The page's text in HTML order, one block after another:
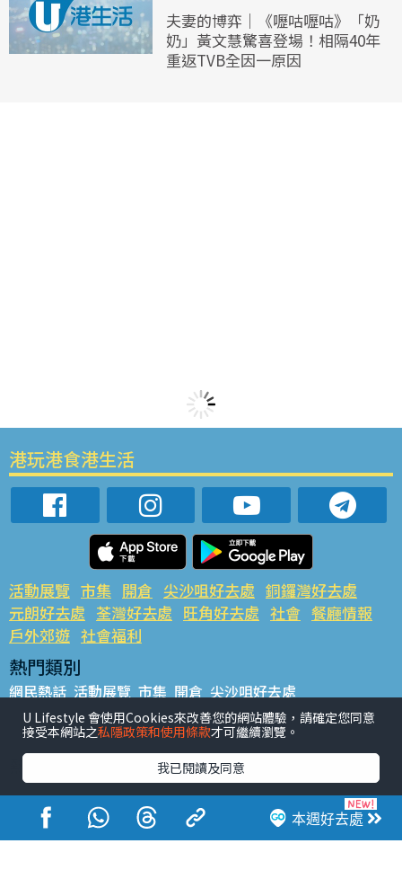
夫妻的博弈｜《嚦咕嚦咕》「奶
奶」黃文慧驚喜登場！相隔40年
重返TVB全因一原因
本週好去處
港玩港食港生活
活動展覽 市集 開倉 尖沙咀好去處 銅鑼灣好去處
元朗好去處 荃灣好去處 旺角好去處 社會 餐廳情報
戶外郊遊 社會福利
熱門類別
網民熱話 活動展覽 市集 開倉 尖沙咀好去處
銅鑼灣好去處 元朗好去處 荃灣好去處 旺角好去處 社會
餐廳情報 戶外郊遊
熱門標籤
#UGO搵好去處 #人氣活動推介 #美食社群熱話
#親子玩樂好去處
#ULifestyle應用程式
#限時搶
#UJetso禮物放送
#ULifestyle商戶中心 #著數 #網絡熱話
U Lifestyle 會使用Cookies來改善您的網站體驗，請確定您同意
接受本網站之私隱政策和使用條款才可繼續瀏覽。
我已閱讀及同意